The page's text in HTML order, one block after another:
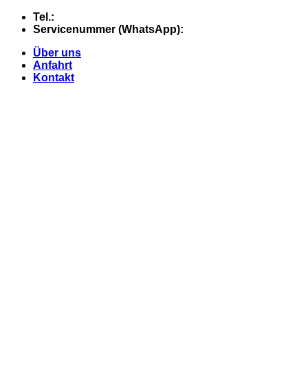
Skip
Tel.:
Servicenummer (WhatsApp):
Über uns
Anfahrt
Kontakt